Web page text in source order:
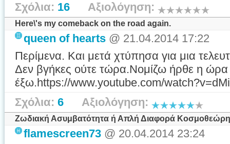
Σχόλια: 16 Αξιολόγηση:
Here\'s my comeback on the road again.
queen of hearts @ 21.04.2014 17:22
Περίμενα. Και μετά χτύπησα για μια
Δεν βγήκες ούτε τώρα.Νομίζω ήρθε η
έξω.https://www.youtube.com/
Σχόλια: 6 Αξιολόγηση:
Ζωδιακή Ασυμβατότητα ή Απλή Διαφορά
flamescreen73 @ 20.04.2014 23:24